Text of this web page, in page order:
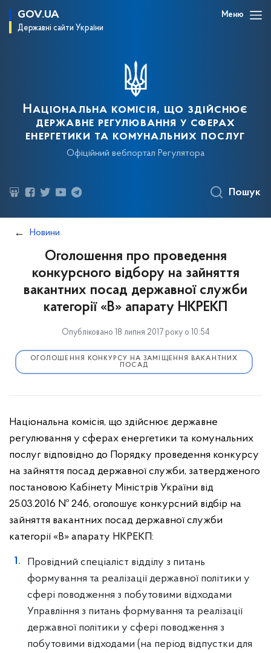
GOV.UA
Державні сайти України
Меню
Національна комісія, що здійснює
державне регулювання у сферах
енергетики та комунальних послуг
Офіційний вебпортал Регулятора
Пошук
Новини
Оголошення про проведення
конкурсного відбору на зайняття
вакантних посад державної служби
категорії «В» апарату НКРЕКП
Опубліковано 18 липня 2017 року о 10:54
ОГОЛОШЕННЯ КОНКУРСУ НА ЗАМІЩЕННЯ ВАКАНТНИХ
ПОСАД
Національна комісія, що здійснює державне
регулювання у сферах енергетики та комунальних
послуг відповідно до Порядку проведення конкурсу
на зайняття посад державної служби, затвердженого
постановою Кабінету Міністрів України від
25.03.2016 № 246, оголошує конкурсний відбір на
зайняття вакантних посад державної служби
категорії «В» апарату НКРЕКП:
Провідний спеціаліст відділу з питань
формування та реалізації державної політики у
сфері поводження з побутовими відходами
Управління з питань формування та реалізації
державної політики у сфері поводження з
побутовими відходами (на період відпустки для